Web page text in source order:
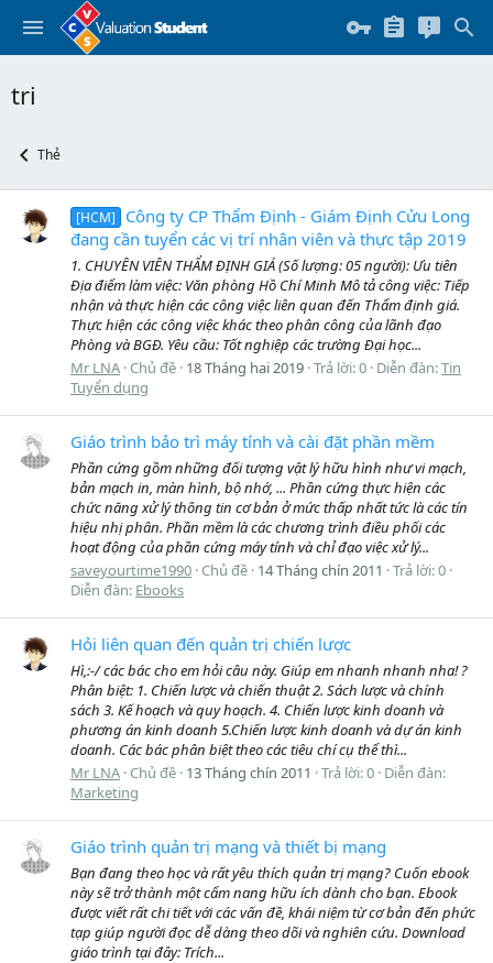
tri
Thẻ
[HCM]
Công ty CP Thẩm Định - Giám Định Cửu Long
đang cần tuyển các vị trí nhân viên và thực tập 2019
1. CHUYÊN VIÊN THẨM ĐỊNH GIÁ (Số lượng: 05 người): Ưu tiên
Địa điểm làm việc: Văn phòng Hồ Chí Minh Mô tả công việc: Tiếp
nhận và thực hiện các công việc liên quan đến Thẩm định giá.
Thực hiện các công việc khác theo phân công của lãnh đạo
Phòng và BGĐ. Yêu cầu: Tốt nghiệp các trường Đại học...
Mr LNA Chủ đề 18 Tháng hai 2019 Trả lời: 0 Diễn đàn:Tin
Tuyển dụng
Giáo trình bảo trì máy tính và cài đặt phần mềm
Phần cứng gồm những đối tượng vật lý hữu hình như vi mạch,
bản mạch in, màn hình, bộ nhớ, ... Phần cứng thực hiện các
chức năng xử lý thông tin cơ bản ở mức thấp nhất tức là các tín
hiệu nhị phân. Phần mềm là các chương trình điều phối các
hoạt động của phần cứng máy tính và chỉ đạo việc xử lý...
saveyourtime1990 Chủ đề 14 Tháng chín 2011
Trả lời: 0
Diễn đàn: Ebooks
Hỏi liên quan đến quản trị chiến lược
Hì,:-/ các bác cho em hỏi câu này. Giúp em nhanh nhanh nha! ?
Phân biệt: 1. Chiến lược và chiến thuật 2. Sách lược và chính
sách 3. Kế hoạch và quy hoạch. 4. Chiến lược kinh doanh và
phương án kinh doanh 5.Chiến lược kinh doanh và dự án kinh
doanh. Các bác phân biệt theo các tiêu chí cụ thể thì...
Mr LNA Chủ đề 13 Tháng chín 2011 Trả lời: 0 Diễn đàn:
Marketing
Giáo trình quản trị mạng và thiết bị mạng
Bạn đang theo học và rất yêu thích quản trị mạng? Cuốn ebook
này sẽ trở thành một cẩm nang hữu ích dành cho bạn. Ebook
được viết rất chi tiết với các vấn đề, khái niệm từ cơ bản đến phức
tạp giúp người đọc dễ dàng theo dõi và nghiên cứu. Download
giáo trình tại đây: Trích...